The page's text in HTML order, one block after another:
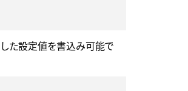
た設定値を書込み可能で